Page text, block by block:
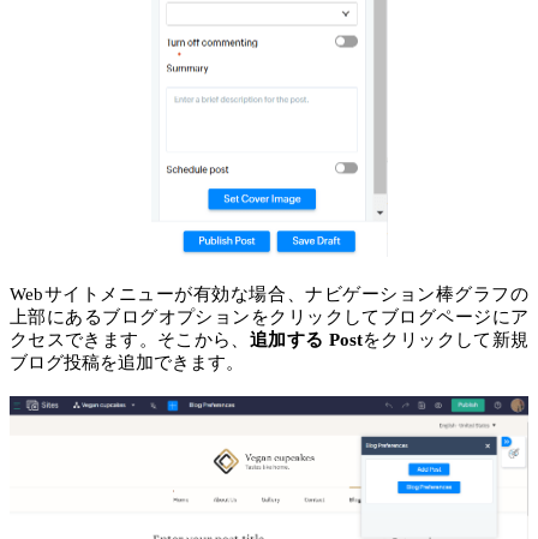
Webサイトメニューが有効な場合、ナビゲーション棒グラフの
上部にあるブログオプションをクリックしてブログページにア
クセスできます。そこから、 追加する Postをクリックして新規
ブログ投稿を追加できます。